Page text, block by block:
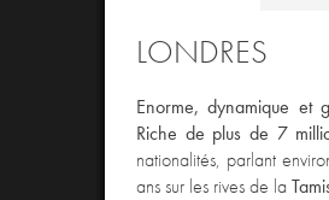
LONDRES
Enorme, dynamique et
Riche de plus de 7
nationalités, parlant
ans sur les rives de la